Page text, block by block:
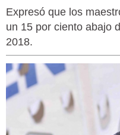
Expresó que los
un 15 por ciento abajo
2018.